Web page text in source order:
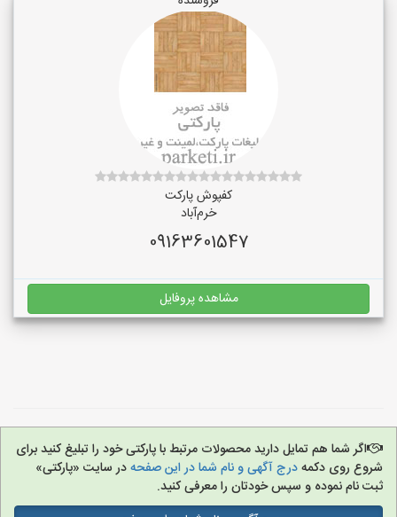
کفپوش پارکت
خرم‌آباد
09163601547
مشاهده پروفایل
اگر شما هم تمایل دارید محصولات مرتبط با پارکتی خود را تبلیغ کنید برای
شروع روی دکمهدرج آگهی و نام شما در این صفحهدر سایت «پارکتی»
ثبت نام نموده و سپس خودتان را معرفی کنید.